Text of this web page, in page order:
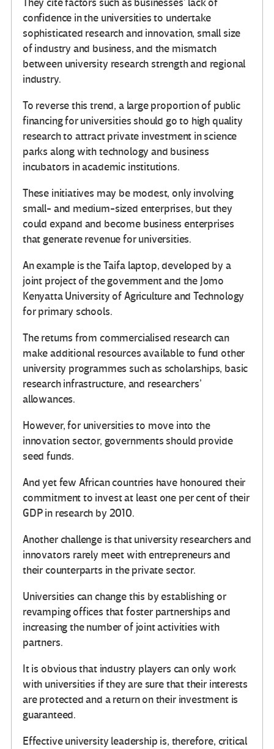
They cite factors such as businesses’ lack of
confidence in the universities to undertake
sophisticated research and innovation, small size
of industry and business, and the mismatch
between university research strength and regional
industry.
To reverse this trend, a large proportion of public
financing for universities should go to high quality
research to attract private investment in science
parks along with technology and business
incubators in academic institutions.
These initiatives may be modest, only involving
small- and medium-sized enterprises, but they
could expand and become business enterprises
that generate revenue for universities.
An example is the Taifa laptop, developed by a
joint project of the government and the Jomo
Kenyatta University of Agriculture and Technology
for primary schools.
The returns from commercialised research can
make additional resources available to fund other
university programmes such as scholarships, basic
research infrastructure, and researchers’
allowances.
However, for universities to move into the
innovation sector, governments should provide
seed funds.
And yet few African countries have honoured their
commitment to invest at least one per cent of their
GDP in research by 2010.
Another challenge is that university researchers and
innovators rarely meet with entrepreneurs and
their counterparts in the private sector.
Universities can change this by establishing or
revamping offices that foster partnerships and
increasing the number of joint activities with
partners.
It is obvious that industry players can only work
with universities if they are sure that their interests
are protected and a return on their investment is
guaranteed.
Effective university leadership is, therefore, critical